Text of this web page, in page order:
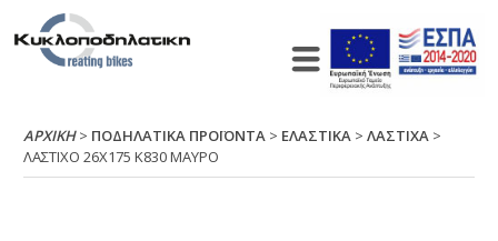
ΑΡΧΙΚΉ> ΠΟΔΗΛΑΤΙΚΑ ΠΡΟΪΟΝΤΑ > ΕΛΑΣΤΙΚΑ >ΛΑΣΤΙΧΑ >
ΛΑΣΤΙΧΟ 26Χ175 Κ830 ΜΑΥΡΟ